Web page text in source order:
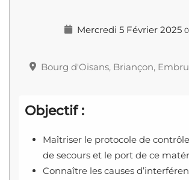
Mercredi 5 Février 2025
Bourg d'Oisans, Briançon,
Objectif :
Maîtriser le protocole de
de secours et le port de ce
Connaître les causes